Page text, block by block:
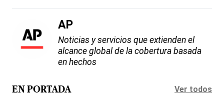
AP
Noticias y servicios que extienden el
alcance global de la cobertura basada
en hechos
EN PORTADA Ver todos